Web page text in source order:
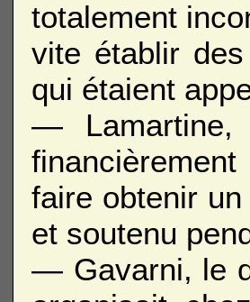
totalement
vite établir
qui étaient
— Lamartine,
faire obtenir un
et soutenu
— Gavarni, le